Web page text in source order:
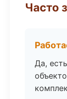
Часто
Да,